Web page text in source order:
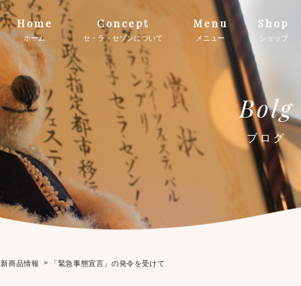
Home
ホーム
Concept
セ・ラ・セゾンについて
Menu
メニュー
Shop
ショップ
Bolg
ブログ
新商品情報 > 「緊急事態宣言」の発令を受けて